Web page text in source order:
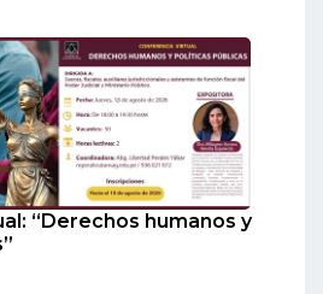
“Derechos humanos y